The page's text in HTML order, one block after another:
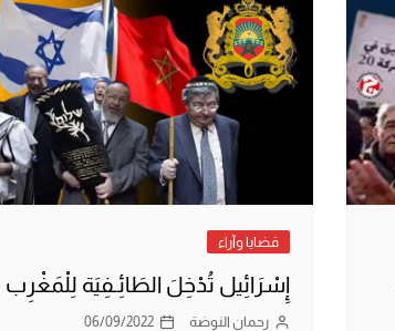
قضايا وآراء
إِسْرَائِيل تُدْخِلَ الطَائِـفِيَة لِلْمَغْرِب
رحمان النوضة 06/09/2022